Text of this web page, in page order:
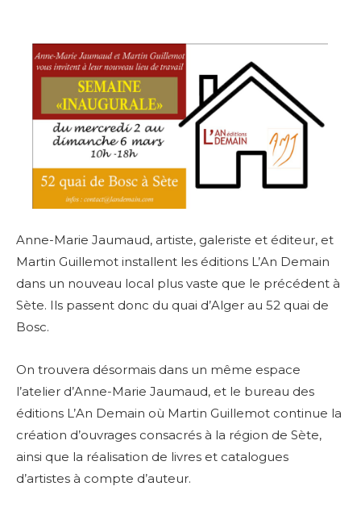
Anne-Marie Jaumaud, artiste, galeriste et éditeur, et
Martin Guillemot installent les éditions L’An Demain
dans un nouveau local plus vaste que le précédent à
Sète. Ils passent donc du quai d’Alger au 52 quai de
Bosc.
On trouvera désormais dans un même espace
l’atelier d’Anne-Marie Jaumaud, et le bureau des
éditions L’An Demain où Martin Guillemot continue la
création d’ouvrages consacrés à la région de Sète,
ainsi que la réalisation de livres et catalogues
d’artistes à compte d’auteur.